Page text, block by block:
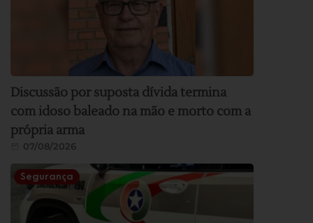
Discussão por suposta dívida termina
com idoso baleado na mão e morto com a
própria arma
07/08/2026
Segurança